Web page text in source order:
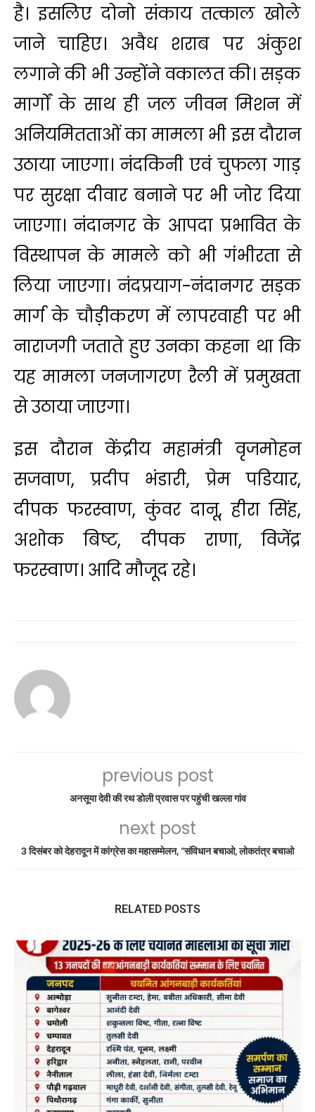
है। इसलिए दोनो संकाय तत्काल खोले
जाने चाहिए। अवैध शराब पर अंकुश
लगाने की भी उन्होंने वकालत की। सड़क
मार्गों के साथ ही जल जीवन मिशन में
अनियमितताओं का मामला भी इस दौरान
उठाया जाएगा। नंदकिनी एवं चुफला गाड़
पर सुरक्षा दीवार बनाने पर भी जोर दिया
जाएगा। नंदानगर के आपदा प्रभावित के
विस्थापन के मामले को भी गंभीरता से
लिया जाएगा। नंदप्रयाग-नंदानगर सड़क
मार्ग के चौड़ीकरण में लापरवाही पर भी
नाराजगी जताते हुए उनका कहना था कि
यह मामला जनजागरण रैली में प्रमुखता
से उठाया जाएगा।
इस दौरान केंद्रीय महामंत्री वृजमोहन
सजवाण, प्रदीप भंडारी, प्रेम पडियार,
दीपक फरस्वाण, कुंवर दानू, हीरा सिंह,
अशोक बिष्ट, दीपक राणा, विजेंद्र
फरस्वाण। आदि मौजूद रहे।
previous post
अनसूया देवी की रथ डोली प्रवास पर पहुंची खल्ला गांव
next post
3 दिसंबर को देहरादून में कांग्रेस का महासम्मेलन, “संविधान बचाओ, लोकतंत्र बचाओ
RELATED POSTS